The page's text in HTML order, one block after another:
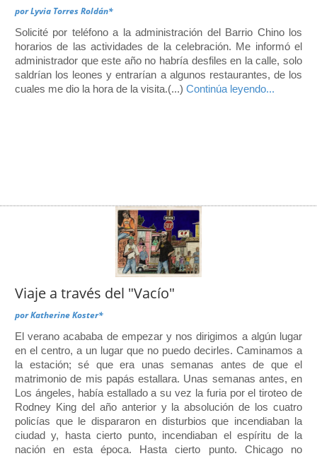
porLyvia Torres Roldán*
Solicité por teléfono a la administración del Barrio Chino los
horarios de las actividades de la celebración. Me informó el
administrador que este año no habría desfiles en la calle, solo
saldrían los leones y entrarían a algunos restaurantes, de los
cuales me dio la hora de la visita.(...) Continúa leyendo...
Viaje a través del "Vacío"
porKatherine Koster*
El verano acababa de empezar y nos dirigimos a algún lugar
en el centro, a un lugar que no puedo decirles. Caminamos a
la estación; sé que era unas semanas antes de que el
matrimonio de mis papás estallara. Unas semanas antes, en
Los ángeles, había estallado a su vez la furia por el tiroteo de
Rodney King del año anterior y la absolución de los cuatro
policías que le dispararon en disturbios que incendiaban la
ciudad y, hasta cierto punto, incendiaban el espíritu de la
nación en esta época. Hasta cierto punto. Chicago no